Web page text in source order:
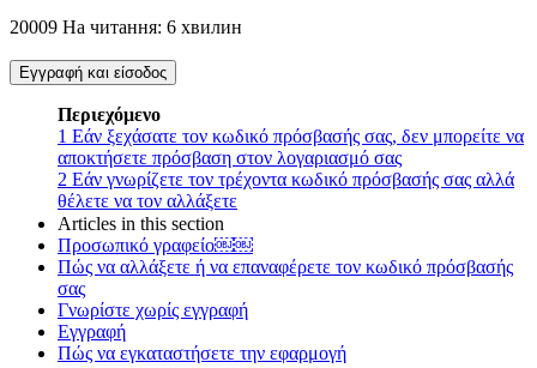
20009 На читання: 6 хвилин
Εγγραφή και είσοδος
Περιεχόμενο
1 Εάν ξεχάσατε τον κωδικό πρόσβασής σας, δεν μπορείτε να
αποκτήσετε πρόσβαση στον λογαριασμό σας
2 Εάν γνωρίζετε τον τρέχοντα κωδικό πρόσβασής σας αλλά
θέλετε να τον αλλάξετε
Articles in this section
Προσωπικό γραφείο￼￼
Πώς να αλλάξετε ή να επαναφέρετε τον κωδικό πρόσβασής
σας
Γνωρίστε χωρίς εγγραφή
Εγγραφή
Πώς να εγκαταστήσετε την εφαρμογή